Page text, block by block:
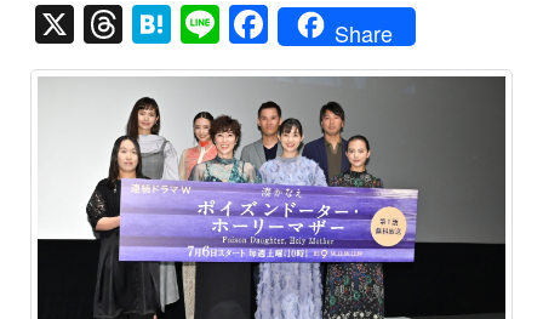
X T
hr
e
a
d
s
H
at
n
a
Li
n
F
a
c
e
b
o
o
k
Share